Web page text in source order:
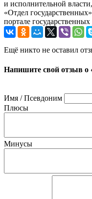
и исполнительной
«Отдел
портале
Ещё никто не оставил
Напишите свой отзыв о
Имя / Псевдоним
Плюсы
Минусы